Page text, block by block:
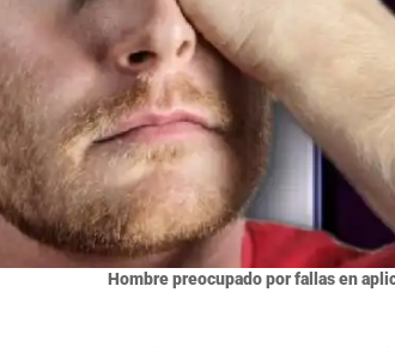
Hombre preocupado por fallas en